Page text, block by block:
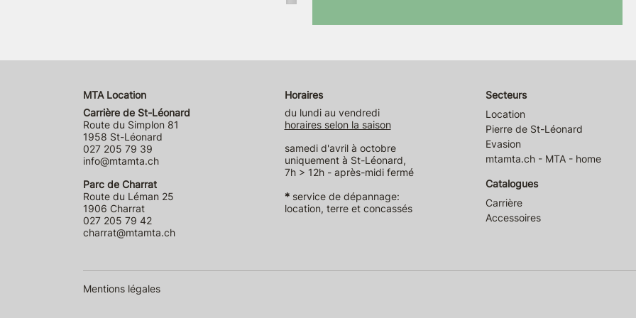
MTA Location
Carrière de St-Léonard
Route du Simplon 81
1958 St-Léonard
027 205 79 39
info@mtamta.ch
Parc de Charrat
Route du Léman 25
1906 Charrat
027 205 79 42
charrat@mtamta.ch
Horaires
du lundi au vendredi
horaires selon la saison
samedi d'avril à octobre
uniquement à St-Léonard,
7h > 12h - après-midi fermé
*service de dépannage:
location, terre et concassés
Secteurs
Location
Pierre de St-Léonard
Evasion
mtamta.ch - MTA - home
Catalogues
Carrière
Accessoires
Mentions légales